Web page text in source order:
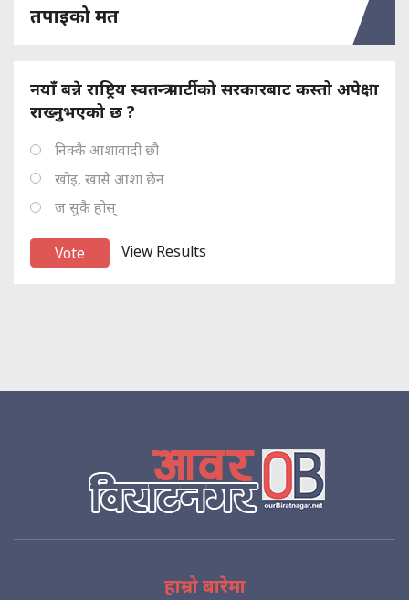
तपाइको मत
नयाँ बन्ने राष्ट्रिय स्वतन्त्र पार्टीको सरकारबाट कस्तो अपेक्षा
राख्नुभएको छ ?
निक्कै आशावादी छौ
खोइ, खासै आशा छैन
ज सुकै होस्
View Results
हाम्रो बारेमा